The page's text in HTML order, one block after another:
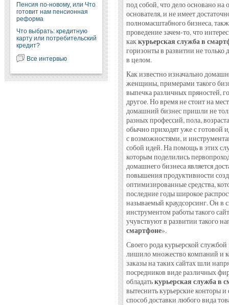
Пенсия по-новому, или Что
готовит нам пенсионная
реформа
Что выбрать: кредитную
карту или потребительский
кредит?
Все интервью
под собой, что дело основано
основателя, и не имеет
полномасштабного бизнеса,
проведение зачем-то, что
каккурьерская служба в
горизонты в развитии не
в целом.
Как известно изначально
женщины, примерами такого
выпечка различных пряностей,
другое. Но время не стоит на
домашний бизнес пришли не
разных профессий, пола,
обычно приходят уже с готовой
с возможностями, и
собой идей. На помощь в этих
которым поделились
домашнего бизнеса является
повышения продуктивности
оптимизированные средства,
последние годы широкое
называемый краудсорсинг. Он в
инструментом работы такого
учувствуют в развитии такого
смартфоне».
Своего рода курьерской
лишило множество компаний и
заказы на таких сайтах шли
посредников виде различных
обладатькурьерская служба в
вытеснить курьерские конторы
способ доставки любого вида